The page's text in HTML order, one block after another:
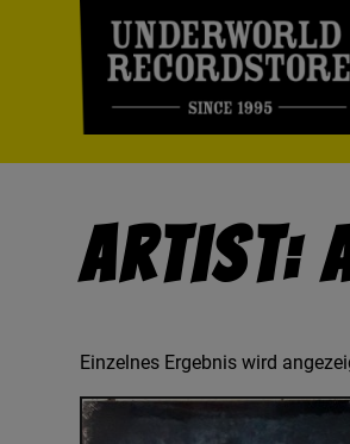
Artist:
Einzelnes Ergebnis wird